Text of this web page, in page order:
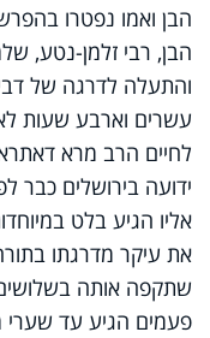
הבן ואמו נפטרו
הבן, רבי זלמן-נטע,
והתעלה לדרגה של
עשרים וארבע שעות
לחיים הרב מרא
ידועה בירושלים כבר
אליו הגיע בלט
את עיקר מדרגתו
שתקפה אותה
פעמים הגיע עד שערי